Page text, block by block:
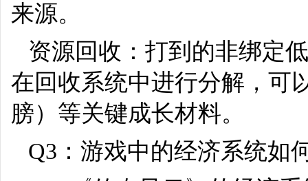
来源。
资源回收：打到的非绑定
在回收系统中进行分解，可
膀）等关键成长材料。
Q3：游戏中的经济系统如